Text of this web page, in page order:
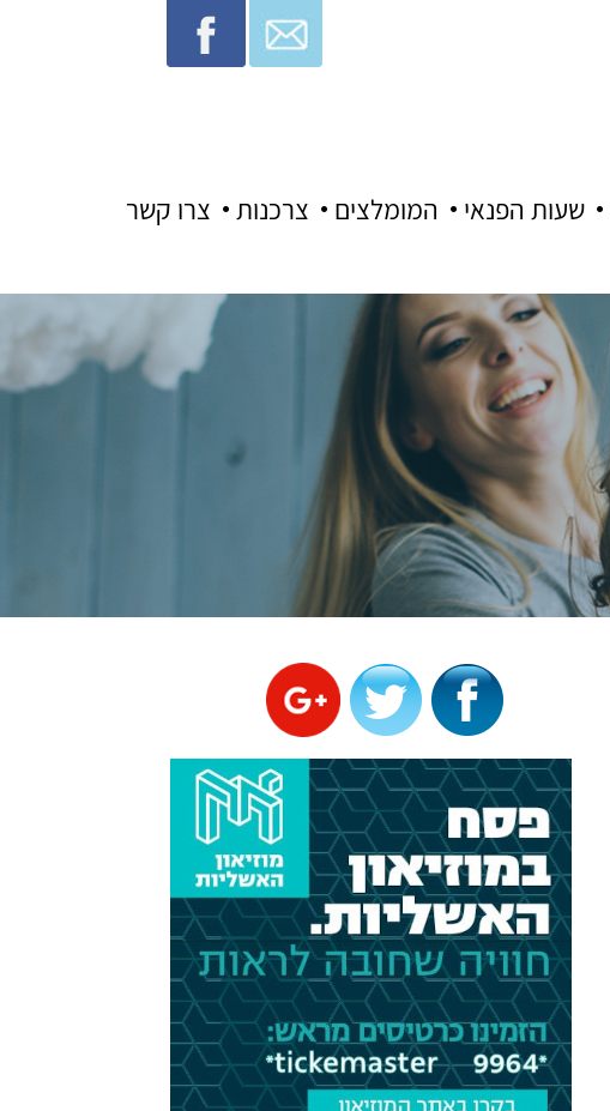
צרו קשר צרכנות המומלצים שעות הפנאי